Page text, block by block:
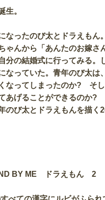
生。
なったのび太とドラえもん
ゃんから「あんたのお嫁さ
分の結婚式に行ってみる。
なっていた。青年のび太は
なってしまったのか? そ
あげることができるのか?
のび太とドラえもんを描く
BY ME ドラえもん 2